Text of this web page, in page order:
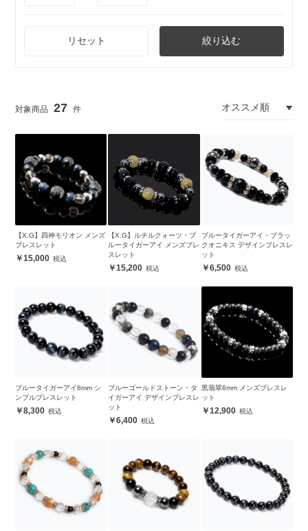
リセット 絞り込む
27
【X.G】四神モリオン メンズ
ブレスレット
15,000
【X.G】ルチルクォーツ・ブ
ルータイガーアイ メンズブレ
スレット
15,200
ブルータイガーアイ・ブラッ
クオニキス デザインブレスレ
ット
6,500
ブルータイガーアイ8mm シ
ンプルブレスレット
8,300
ブルーゴールドストーン・タ
イガーアイ デザインブレスレ
ット
6,400
黒翡翠6mm メンズブレスレ
ット
12,900